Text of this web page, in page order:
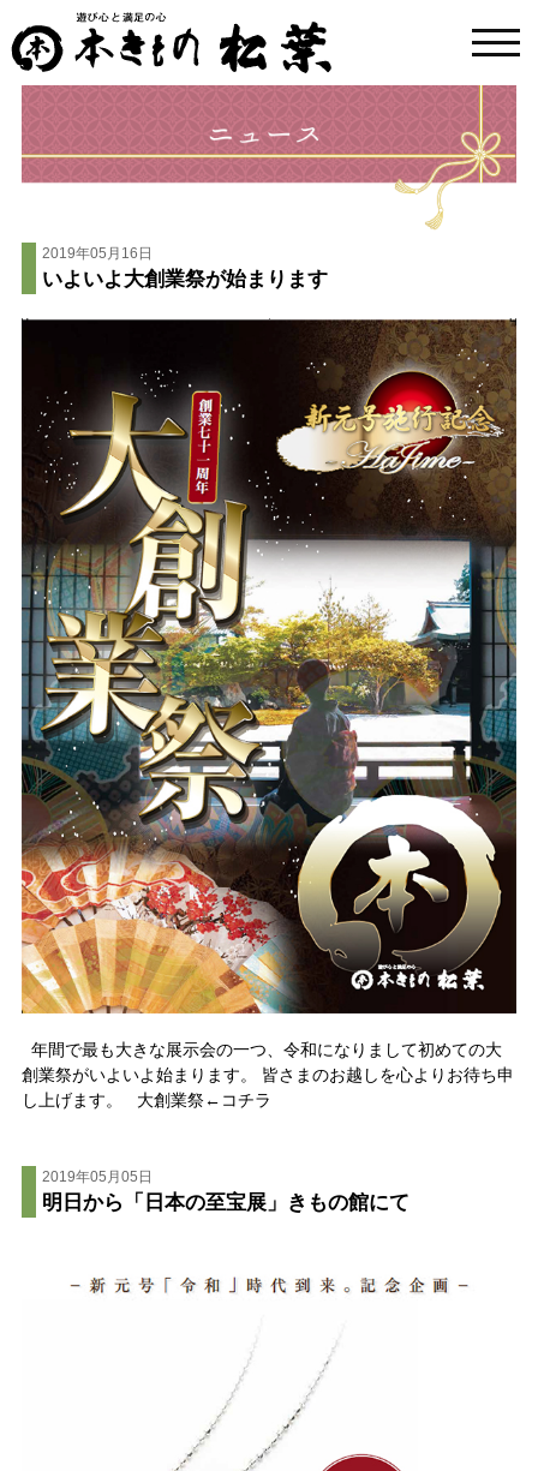
2019年05月16日
いよいよ大創業祭が始まります
年間で最も大きな展示会の一つ、令和になりまして初めての大
創業祭がいよいよ始まります。 皆さまのお越しを心よりお待ち申
し上げます。 大創業祭←コチラ
2019年05月05日
明日から「日本の至宝展」きもの館にて